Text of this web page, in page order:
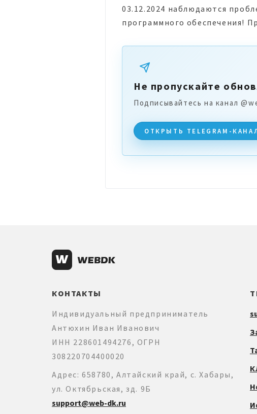
03.12.2024 наблюдаются
программного обеспечения!
Не пропускайте
Подписывайтесь на канал
ОТКРЫТЬ TELEGRAM-
КОНТАКТЫ
Индивидуальный предприниматель
Антюхин Иван Иванович
ИНН 228601494276, ОГРН
308220704400020
Адрес: 658780, Алтайский край, с. Хабары,
ул. Октябрьская, зд. 9Б
support@web-dk.ru